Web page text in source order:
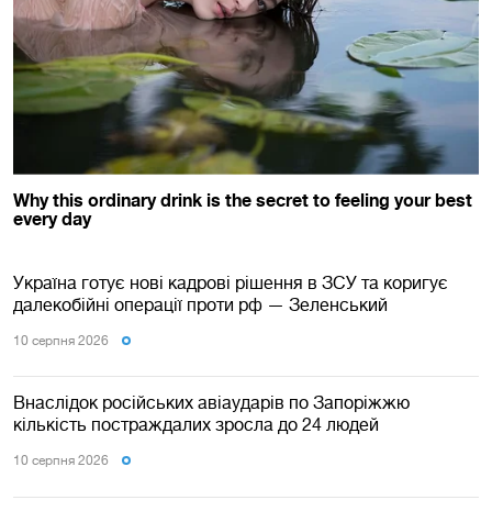
Україна готує нові кадрові рішення в ЗСУ та коригує
далекобійні операції проти рф — Зеленський
10 серпня 2026
Внаслідок російських авіаударів по Запоріжжю
кількість постраждалих зросла до 24 людей
10 серпня 2026